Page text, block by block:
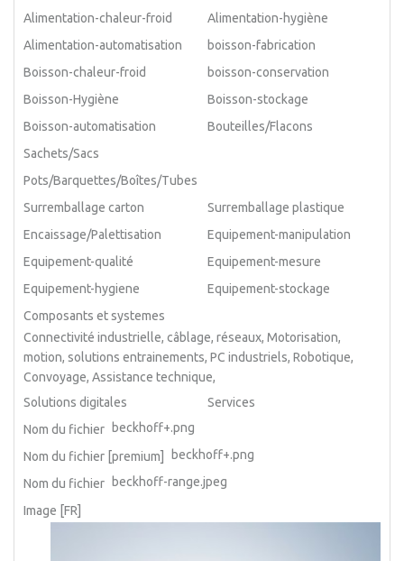
Alimentation-chaleur-froid
Alimentation-hygiène
Alimentation-automatisation
boisson-fabrication
Boisson-chaleur-froid
boisson-conservation
Boisson-Hygiène
Boisson-stockage
Boisson-automatisation
Bouteilles/Flacons
Sachets/Sacs
Pots/Barquettes/Boîtes/Tubes
Surremballage carton
Surremballage plastique
Encaissage/Palettisation
Equipement-manipulation
Equipement-qualité
Equipement-mesure
Equipement-hygiene
Equipement-stockage
Composants et systemes
Connectivité industrielle, câblage, réseaux, Motorisation,
motion, solutions entrainements, PC industriels, Robotique,
Convoyage, Assistance technique,
Solutions digitales
Services
Nom du fichier
beckhoff+.png
Nom du fichier [premium]
beckhoff+.png
Nom du fichier
beckhoff-range.jpeg
Image [FR]